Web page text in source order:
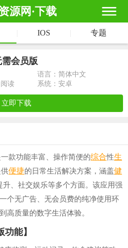
源网·下载
IOS 专题
会员版
语言：简体中文
读
系统：安卓
立即下载
款功能丰富、操作简便的综合性生
便捷的日常生活解决方案，涵盖健
升、社交娱乐等多个方面。该应用强
个无广告、无会员费的纯净使用环
高质量的数字生活体验。
功能】